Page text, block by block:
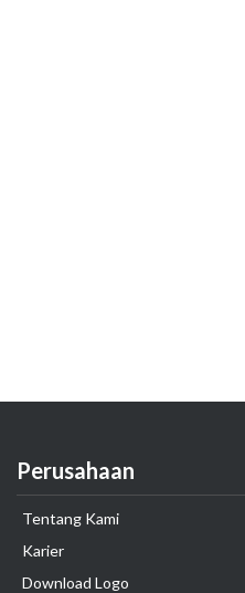
Perusahaan
Tentang Kami
Karier
Download Logo